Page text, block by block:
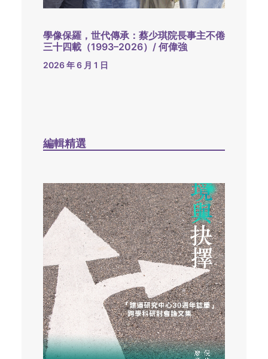
學像保羅，世代傳承：蔡少琪院長事主不倦
三十四載（1993–2026）/ 何偉強
2026 年 6 月 1 日
編輯精選